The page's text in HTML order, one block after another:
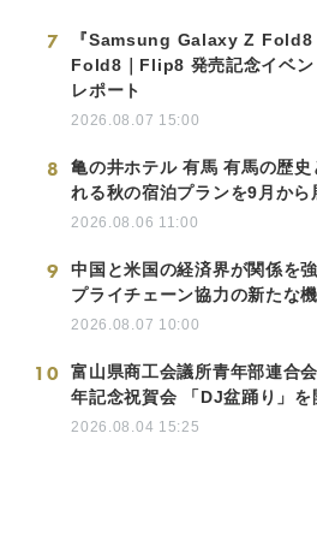
7
『Samsung Galaxy Z Fold8
Fold8｜Flip8 発売記念イベン
レポート
2026.08.07 15:00
8
亀の井ホテル 有馬 有馬の歴史
れる秋の宿泊プランを9月から
2026.08.06 11:00
9
中国と米国の経済界が関係を
プライチェーン協力の新たな
2026.08.07 10:00
10
富山県商工会議所青年部連合
年記念祝賀会 「DJ盆踊り」を
2026.08.04 15:25